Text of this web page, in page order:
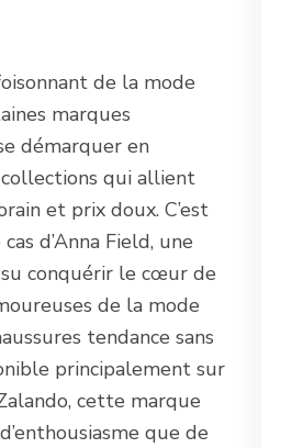
de la mode
marques
démarquer en
qui allient
et prix doux. C’est
d’Anna Field, une
conquérir le cœur de
de la mode
tendance sans
principalement sur
cette marque
que de